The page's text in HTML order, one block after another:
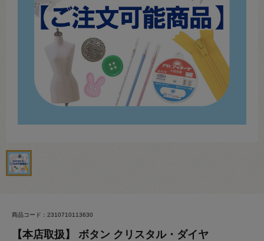
商品コード：2310710113630
【本店取扱】 ボタン クリスタル・ダイヤ